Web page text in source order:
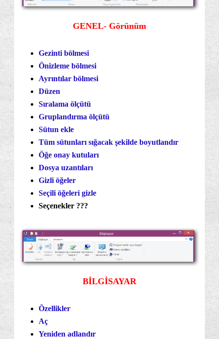
GENEL- Görünüm
Gezinti bölmesi
Önizleme bölmesi
Ayrıntılar bölmesi
Düzen
Sıralama ölçütü
Gruplandırma ölçütü
Sütun ekle
Tüm sütunları sığacak şekilde boyutlandır
Öğe onay kutuları
Dosya uzantıları
Gizli öğeler
Seçili öğeleri gizle
Seçenekler ???
BİLGİSAYAR
Özellikler
Aç
Yeniden adlandır